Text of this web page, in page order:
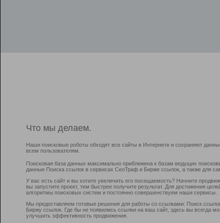
Что мы делаем.
Наши поисковые роботы обходят все сайты в Интернете и сохраняют
всем пользователям.
Поисковая база данных максимально приближена к базам ведущих
данные Поиска ссылок в сервисах СеоТраф и Бирже ссылок, а также для
У вас есть сайт и вы хотите увеличить его посещаемость? Начните
вы запустите проект, тем быстрее получите результат. Для достижения
алгоритмы поисковых систем и постоянно совершенствуем наши сервисы.
Мы предоставляем готовые решения для работы со ссылками: Поиск
Биржу ссылок. Где бы не появились ссылки на ваш сайт, здесь вы всегда
улучшить эффективность продвижения.